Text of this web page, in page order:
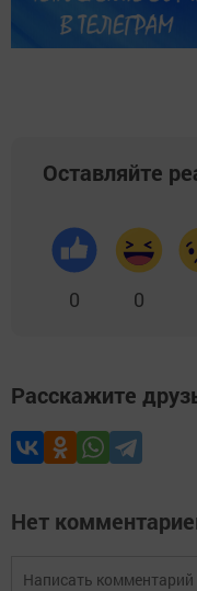
Оставляйте
0 0
Расскажите
Нет